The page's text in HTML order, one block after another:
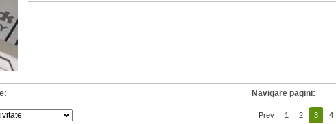
Navigare pagini:
Prev 1 2 3 4